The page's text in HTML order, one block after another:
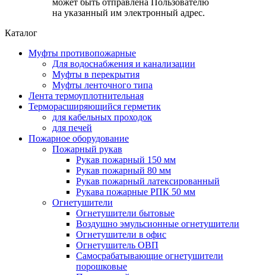
на указанный им электронный адрес.
Каталог
Муфты противопожарные
Для водоснабжения и канализации
Муфты в перекрытия
Муфты ленточного типа
Лента термоуплотнительная
Терморасширяющийся герметик
для кабельных проходок
для печей
Пожарное оборудование
Пожарный рукав
Рукав пожарный 150 мм
Рукав пожарный 80 мм
Рукав пожарный латексированный
Рукава пожарные РПК 50 мм
Огнетушители
Огнетушители бытовые
Воздушно эмульсионные огнетушители
Огнетушители в офис
Огнетушитель ОВП
Самосрабатывающие огнетушители
порошковые